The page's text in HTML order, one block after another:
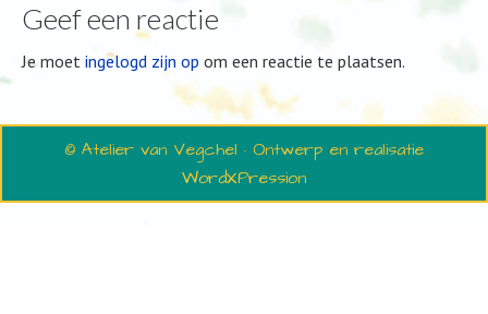
Geef een reactie
Je moet ingelogd zijn op om een reactie te plaatsen.
© Atelier van Vegchel · Ontwerp en realisatie
WordXPression